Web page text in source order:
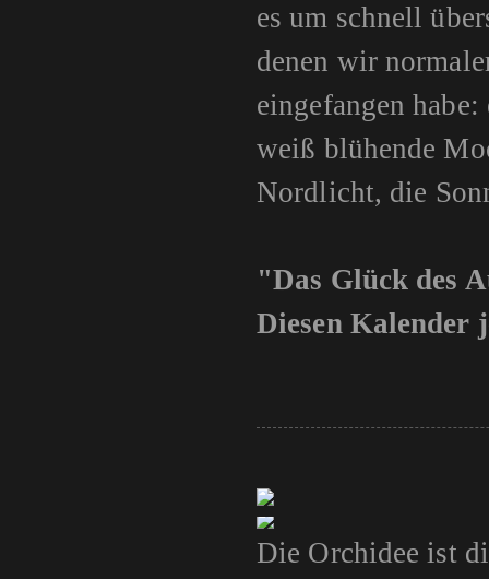
es um schnell
denen wir
eingefangen
weiß blühende
Nordlicht, die
"Das Glück des
Diesen Kalender
Die Orchidee ist